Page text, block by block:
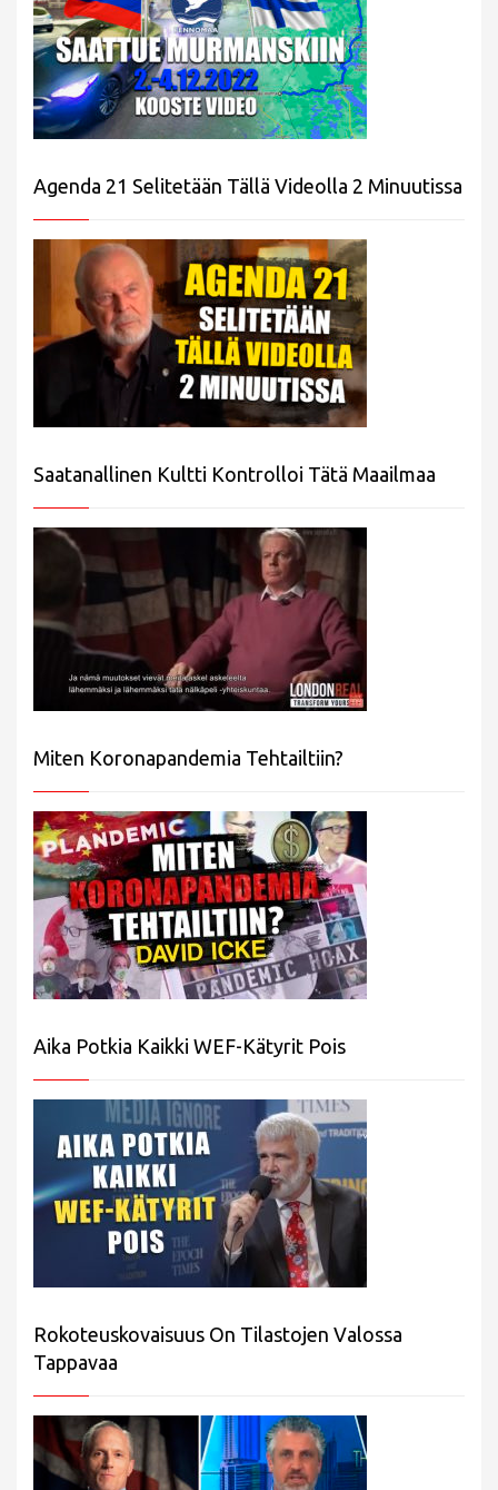
Agenda 21 Selitetään Tällä Videolla 2 Minuutissa
Saatanallinen Kultti Kontrolloi Tätä Maailmaa
Miten Koronapandemia Tehtailtiin?
Aika Potkia Kaikki WEF-Kätyrit Pois
Rokoteuskovaisuus On Tilastojen Valossa
Tappavaa